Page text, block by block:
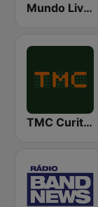
Mundo Livre FM Curitiba
TMC Curitiba